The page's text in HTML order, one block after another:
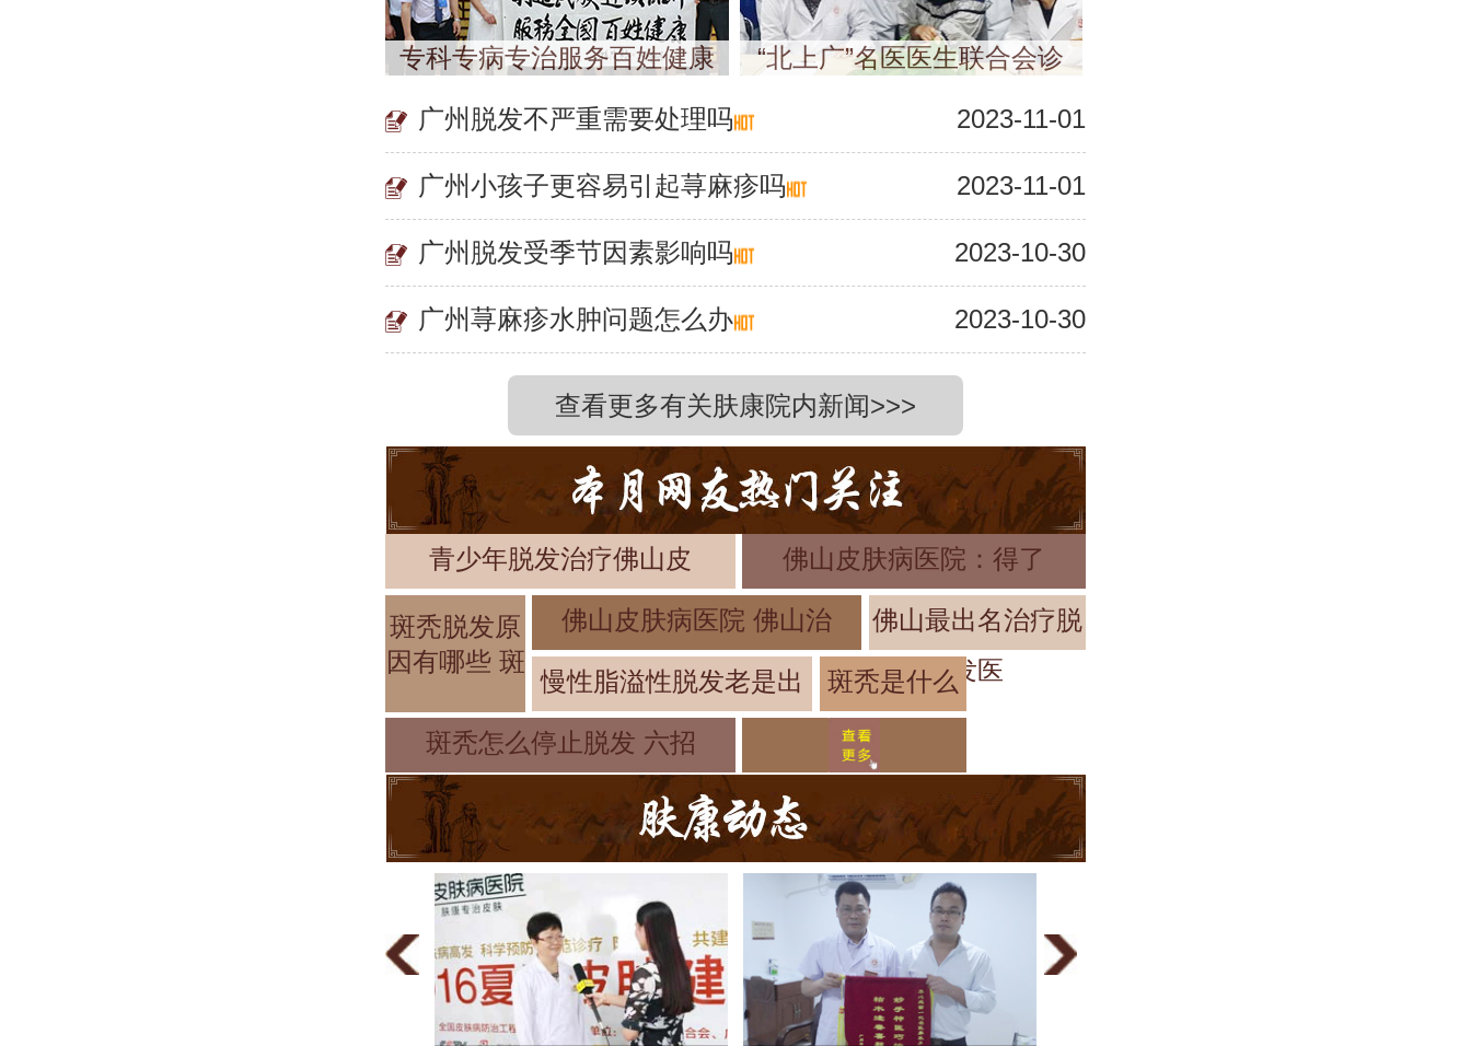
专科专病专治服务百姓健康 “北上广”名医医生联合会诊
广州脱发不严重需要处理吗 2023-11-01
广州小孩子更容易引起荨麻疹吗 2023-11-01
广州脱发受季节因素影响吗 2023-10-30
广州荨麻疹水肿问题怎么办 2023-10-30
查看更多有关肤康院内新闻>>>
青少年脱发治疗佛山皮 佛山皮肤病医院：得了
斑秃脱发原
因有哪些 斑
佛山皮肤病医院 佛山治
佛山最出名治疗脱
发医
慢性脂溢性脱发老是出
斑秃是什么
原因导致的
斑秃怎么停止脱发 六招